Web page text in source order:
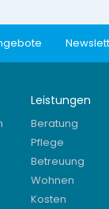
Leistungen
Beratung
Pflege
Betreuung
Wohnen
Kosten